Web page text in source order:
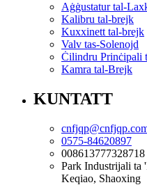
Aġġustatur tal-
Kalibru tal-brejk
Kuxxinett tal-brejk
Valv tas-Solenojd
Ċilindru Prinċipali
Kamra tal-Brejk
KUNTATT
0575-84620897
008613777328718
Park Industrijali ta
Keqiao, Shaoxing